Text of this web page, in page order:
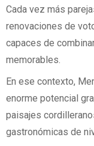
Cada vez más
renovaciones de
capaces de
memorables.
En ese contexto,
enorme potencial
paisajes
gastronómicas de